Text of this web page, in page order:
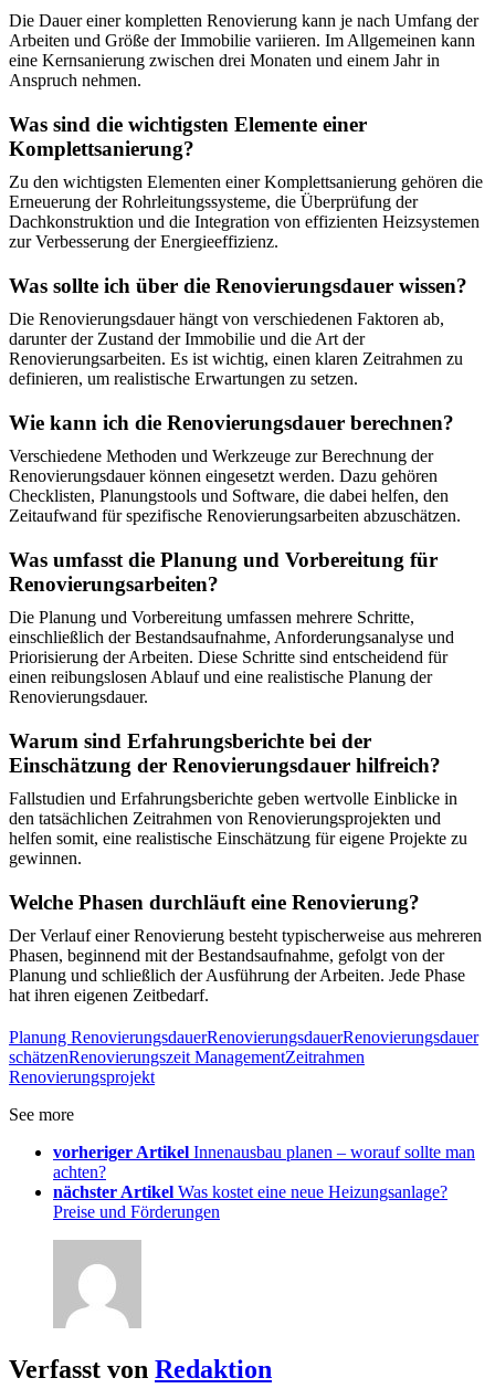
Die Dauer einer kompletten Renovierung kann je nach Umfang der
Arbeiten und Größe der Immobilie variieren. Im Allgemeinen kann
eine Kernsanierung zwischen drei Monaten und einem Jahr in
Anspruch nehmen.
Was sind die wichtigsten Elemente einer
Komplettsanierung?
Zu den wichtigsten Elementen einer Komplettsanierung gehören die
Erneuerung der Rohrleitungssysteme, die Überprüfung der
Dachkonstruktion und die Integration von effizienten Heizsystemen
zur Verbesserung der Energieeffizienz.
Was sollte ich über die Renovierungsdauer wissen?
Die Renovierungsdauer hängt von verschiedenen Faktoren ab,
darunter der Zustand der Immobilie und die Art der
Renovierungsarbeiten. Es ist wichtig, einen klaren Zeitrahmen zu
definieren, um realistische Erwartungen zu setzen.
Wie kann ich die Renovierungsdauer berechnen?
Verschiedene Methoden und Werkzeuge zur Berechnung der
Renovierungsdauer können eingesetzt werden. Dazu gehören
Checklisten, Planungstools und Software, die dabei helfen, den
Zeitaufwand für spezifische Renovierungsarbeiten abzuschätzen.
Was umfasst die Planung und Vorbereitung für
Renovierungsarbeiten?
Die Planung und Vorbereitung umfassen mehrere Schritte,
einschließlich der Bestandsaufnahme, Anforderungsanalyse und
Priorisierung der Arbeiten. Diese Schritte sind entscheidend für
einen reibungslosen Ablauf und eine realistische Planung der
Renovierungsdauer.
Warum sind Erfahrungsberichte bei der
Einschätzung der Renovierungsdauer hilfreich?
Fallstudien und Erfahrungsberichte geben wertvolle Einblicke in
den tatsächlichen Zeitrahmen von Renovierungsprojekten und
helfen somit, eine realistische Einschätzung für eigene Projekte zu
gewinnen.
Welche Phasen durchläuft eine Renovierung?
Der Verlauf einer Renovierung besteht typischerweise aus mehreren
Phasen, beginnend mit der Bestandsaufnahme, gefolgt von der
Planung und schließlich der Ausführung der Arbeiten. Jede Phase
hat ihren eigenen Zeitbedarf.
Planung RenovierungsdauerRenovierungsdauerRenovierungsdauer
schätzenRenovierungszeit ManagementZeitrahmen
Renovierungsprojekt
See more
vorheriger Artikel Innenausbau planen – worauf sollte man
achten?
nächster Artikel Was kostet eine neue Heizungsanlage?
Preise und Förderungen
Verfasst von Redaktion